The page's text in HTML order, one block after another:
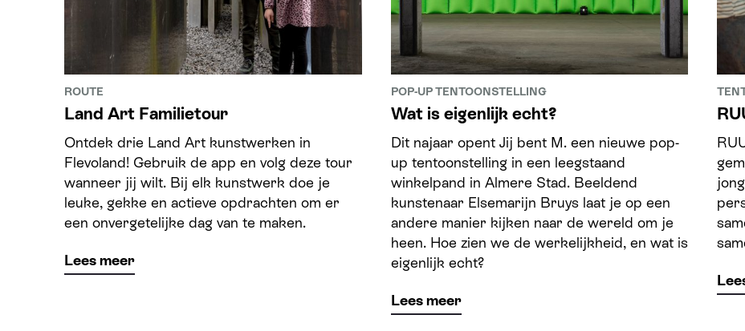
ROUTE
Land Art Familietour
Ontdek drie Land Art kunstwerken in
Flevoland! Gebruik de app en volg deze tour
wanneer jij wilt. Bij elk kunstwerk doe je
leuke, gekke en actieve opdrachten om er
een onvergetelijke dag van te maken.
Lees meer
POP-UP TENTOONSTELLING
Wat is eigenlijk echt?
Dit najaar opent Jij bent M. een nieuwe pop-
up tentoonstelling in een leegstaand
winkelpand in Almere Stad. Beeldend
kunstenaar Elsemarijn Bruys laat je op een
andere manier kijken naar de wereld om je
heen. Hoe zien we de werkelijkheid, en wat is
eigenlijk echt?
Lees meer